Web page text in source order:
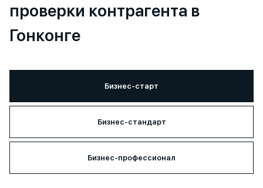
проверки контрагента в
Гонконге
Бизнес-старт
Бизнес-стандарт
Бизнес-профессионал